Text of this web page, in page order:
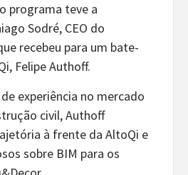
programa teve a
Sodré, CEO do
recebeu para um bate-
Felipe Authoff.
experiência no mercado
civil, Authoff
à frente da AltoQi e
sobre BIM para os